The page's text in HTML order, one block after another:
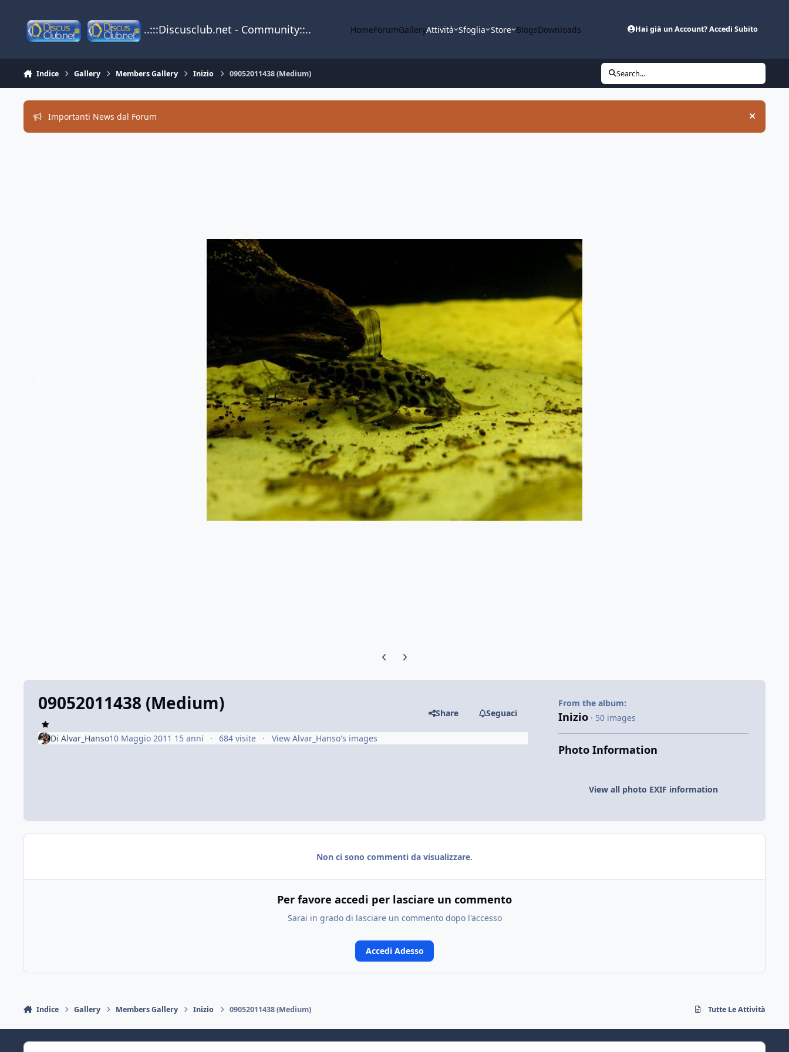
..:::Discusclub.net - Community::.. HomeForumGalleryAttività Sfoglia Store BlogsDownloads Hai già un Account? Accedi Subito
Indice Gallery Members Gallery Inizio 09052011438 (Medium) Search...
Importanti News dal Forum Hide
Previous carousel slide
Next carousel slide
09052011438 (Medium) Share Seguaci
Di Alvar_Hanso10 Maggio 2011 15 anni 684 visite View Alvar_Hanso's images
From the album:
Inizio · 50 images
Photo Information
View all photo EXIF information
Non ci sono commenti da visualizzare.
Per favore accedi per lasciare un commento
Sarai in grado di lasciare un commento dopo l'accesso
Accedi Adesso
Indice Gallery Members Gallery Inizio 09052011438 (Medium) Tutte Le Attività